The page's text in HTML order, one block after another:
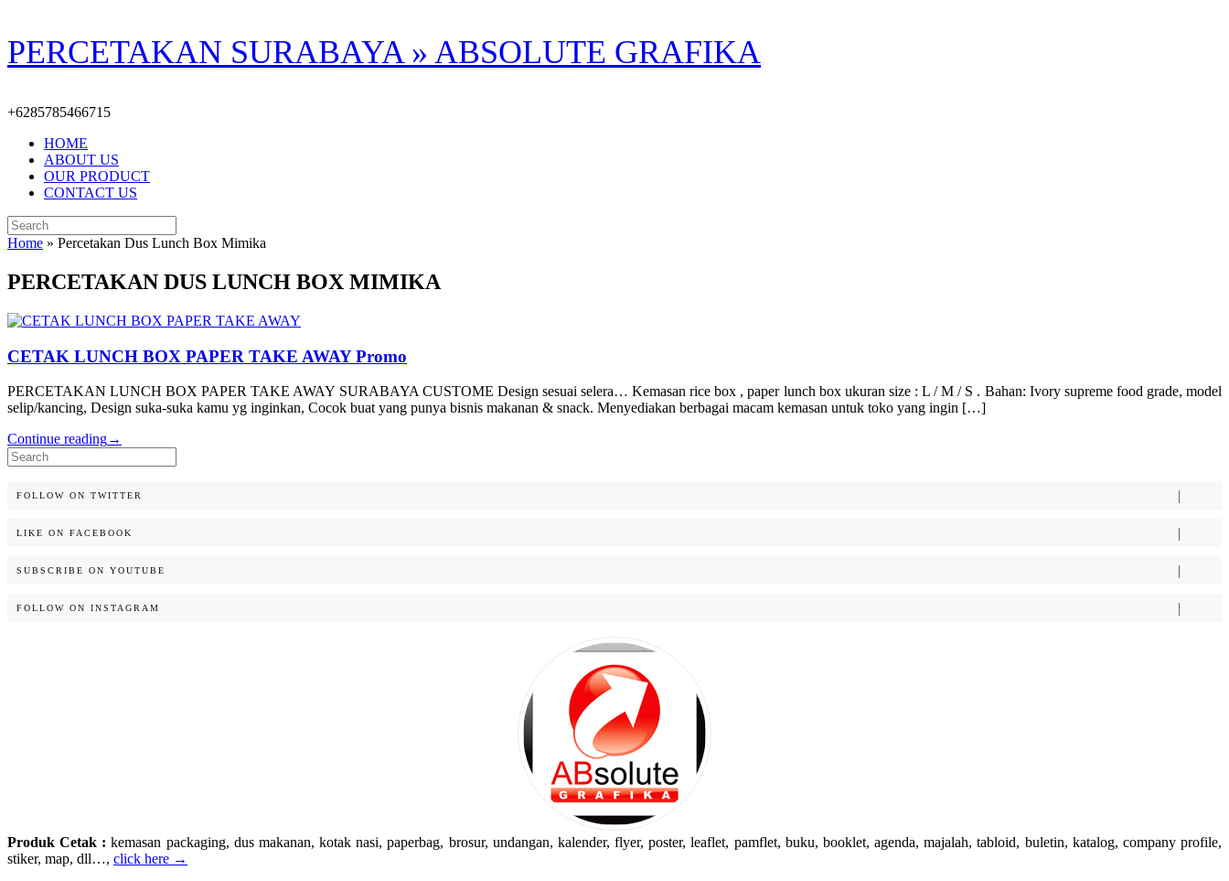
Skip
to
content
PERCETAKAN SURABAYA » ABSOLUTE GRAFIKA
+6285785466715
HOME
ABOUT US
OUR PRODUCT
CONTACT US
Search
for:
Home » Percetakan Dus Lunch Box Mimika
PERCETAKAN DUS LUNCH BOX MIMIKA
CETAK LUNCH BOX PAPER TAKE AWAY Promo
PERCETAKAN LUNCH BOX PAPER TAKE AWAY SURABAYA CUSTOME Design sesuai selera… Kemasan rice box , paper lunch box ukuran size : L / M / S . Bahan: Ivory supreme food grade, model
selip/kancing, Design suka-suka kamu yg inginkan, Cocok buat yang punya bisnis makanan & snack. Menyediakan berbagai macam kemasan untuk toko yang ingin […]
Continue reading→
Search
for:
FOLLOW ON TWITTER
LIKE ON FACEBOOK
SUBSCRIBE ON YOUTUBE
FOLLOW ON INSTAGRAM
Produk Cetak : kemasan packaging, dus makanan, kotak nasi, paperbag, brosur, undangan, kalender, flyer, poster, leaflet, pamflet, buku, booklet, agenda, majalah, tabloid, buletin, katalog, company profile,
stiker, map, dll…, click here →